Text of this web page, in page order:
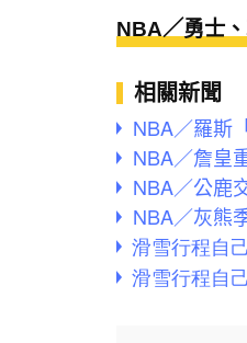
NBA／勇士
相關新聞
NBA／羅斯
NBA／詹皇
NBA／公鹿
NBA／灰熊